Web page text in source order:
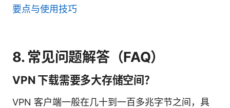
要点与使用技巧
8. 常见问题解答（FAQ）
VPN 下载需要多大存储空间？
VPN 客户端一般在几十到一百多兆字节之间，具